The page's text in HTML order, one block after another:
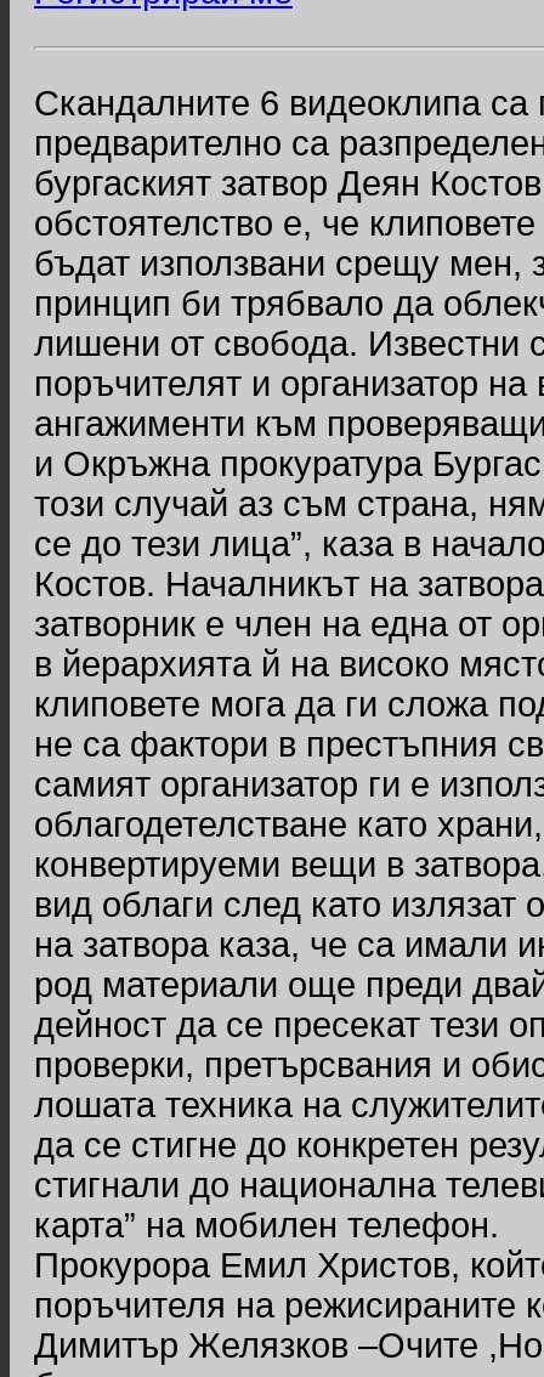
Скандалните 6 видеоклипа
предварително са
бургаският затвор Деян
обстоятелство е, че
бъдат използвани срещу мен,
принцип би трябвало да
лишени от свобода. Известни
поръчителят и организатор
ангажименти към
и Окръжна прокуратура
този случай аз съм страна,
се до тези лица”, каза в
Костов. Началникът на
затворник е член на една от
в йерархията й на високо
клиповете мога да ги сложа
не са фактори в престъпния
самият организатор ги е
облагодетелстване като
конвертируеми вещи в
вид облаги след като излязат
на затвора каза, че са имали
род материали още преди
дейност да се пресекат тези
проверки, претърсвания и
лошата техника на
да се стигне до конкретен
стигнали до национална
карта” на мобилен телефон.
Прокурора Емил Христов,
поръчителя на режисираните
Димитър Желязков –Очите